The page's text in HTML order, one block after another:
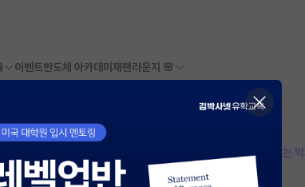
이벤트반도체 아카데미 재팬라운지 🌸
본문이 수정되지 않는